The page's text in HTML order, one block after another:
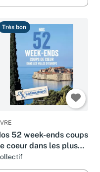
Très bon
52 week-ends coups
coeur dans les plus
villes d'Europe